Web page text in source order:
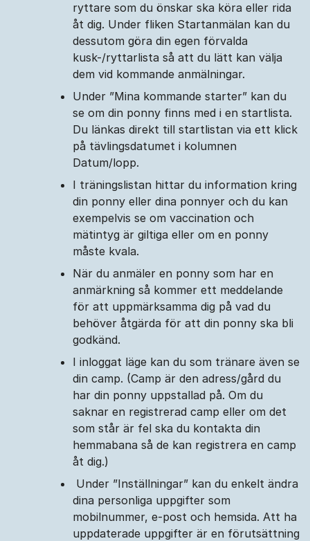
ryttare som du önskar ska köra eller rida
åt dig. Under fliken Startanmälan kan du
dessutom göra din egen förvalda
kusk-/ryttarlista så att du lätt kan välja
dem vid kommande anmälningar.
Under ”Mina kommande starter” kan du
se om din ponny finns med i en startlista.
Du länkas direkt till startlistan via ett klick
på tävlingsdatumet i kolumnen
Datum/lopp.
I träningslistan hittar du information kring
din ponny eller dina ponnyer och du kan
exempelvis se om vaccination och
mätintyg är giltiga eller om en ponny
måste kvala.
När du anmäler en ponny som har en
anmärkning så kommer ett meddelande
för att uppmärksamma dig på vad du
behöver åtgärda för att din ponny ska bli
godkänd.
I inloggat läge kan du som tränare även se
din camp. (Camp är den adress/gård du
har din ponny uppstallad på. Om du
saknar en registrerad camp eller om det
som står är fel ska du kontakta din
hemmabana så de kan registrera en camp
åt dig.)
Under ”Inställningar” kan du enkelt ändra
dina personliga uppgifter som
mobilnummer, e-post och hemsida. Att ha
uppdaterade uppgifter är en förutsättning